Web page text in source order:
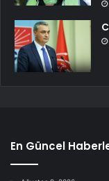
En Güncel